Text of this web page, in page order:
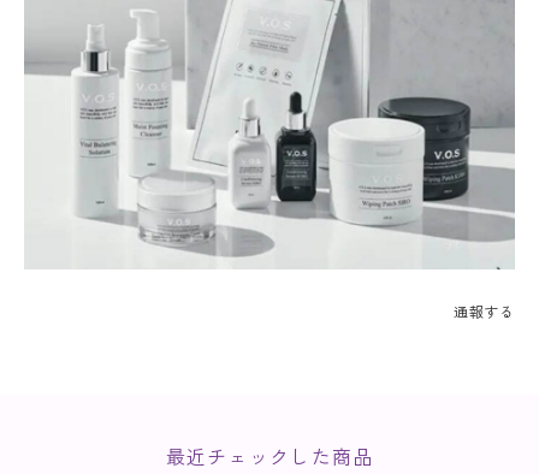
通報する
最近チェックした商品